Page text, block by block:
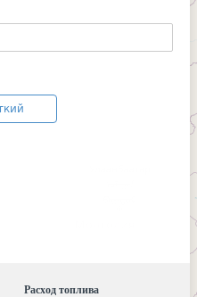
Расход топлива